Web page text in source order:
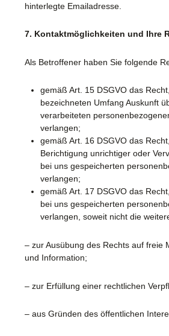
hinterlegte Emailadresse.
7. Kontaktmöglichkeiten und Ihre
Als Betroffener haben Sie folgende
gemäß Art. 15 DSGVO das
bezeichneten Umfang Auskunft
verarbeiteten
verlangen;
gemäß Art. 16 DSGVO das
Berichtigung unrichtiger oder
bei uns gespeicherten
verlangen;
gemäß Art. 17 DSGVO das
bei uns gespeicherten
verlangen, soweit nicht die
– zur Ausübung des Rechts auf freie
und Information;
– zur Erfüllung einer rechtlichen
– aus Gründen des öffentlichen